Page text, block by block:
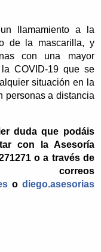
llamamiento a la
de la mascarilla, y
con una mayor
COVID-19 que se
situación en la
personas a distancia
duda que podáis
con la Asesoría
o a través de
o diego.asesorias